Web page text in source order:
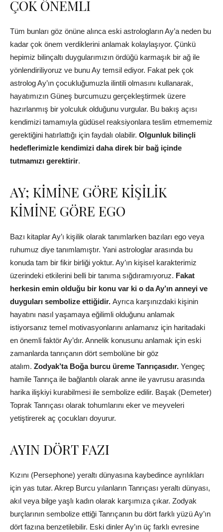
ÇOK ÖNEMLİ
Tüm bunları göz önüne alınca eski astrologların Ay’a neden bu
kadar çok önem verdiklerini anlamak kolaylaşıyor. Çünkü
hepimiz bilinçaltı duygularımızın ördüğü karmaşık bir ağ ile
yönlendiriliyoruz ve bunu Ay temsil ediyor. Fakat pek çok
astrolog Ay’ın çocukluğumuzla ilintili olmasını kullanarak,
hayatımızın Güneş burcumuzu gerçekleştirmek üzere
hazırlanmış bir yolculuk olduğunu vurgular. Bu bakış açısı
kendimizi tamamıyla güdüsel reaksiyonlara teslim etmememiz
gerektiğini hatırlattığı için faydalı olabilir. Olgunluk bilinçli
hedeflerimizle kendimizi daha direk bir bağ içinde
tutmamızı gerektirir.
AY; KİMİNE GÖRE KİŞİLİK
KİMİNE GÖRE EGO
Bazı kitaplar Ay’ı kişilik olarak tanımlarken bazıları ego veya
ruhumuz diye tanımlamıştır. Yani astrologlar arasında bu
konuda tam bir fikir birliği yoktur. Ay’ın kişisel karakterimiz
üzerindeki etkilerini belli bir tanıma sığdıramıyoruz. Fakat
herkesin emin olduğu bir konu var ki o da Ay’ın anneyi ve
duyguları sembolize ettiğidir. Ayrıca karşınızdaki kişinin
hayatını nasıl yaşamaya eğilimli olduğunu anlamak
istiyorsanız temel motivasyonlarını anlamanız için haritadaki
en önemli faktör Ay’dır. Annelik konusunu anlamak için eski
zamanlarda tanrıçanın dört sembolüne bir göz
atalım. Zodyak’ta Boğa burcu üreme Tanrıçasıdır. Yengeç
hamile Tanrıça ile bağlantılı olarak anne ile yavrusu arasında
harika ilişkiyi kurabilmesi ile sembolize edilir. Başak (Demeter)
Toprak Tanrıçası olarak tohumlarını eker ve meyveleri
yetiştirerek aç çocukları doyurur.
AYIN DÖRT FAZI
Kızını (Persephone) yeraltı dünyasına kaybedince ayrılıkları
için yas tutar. Akrep Burcu yılanların Tanrıçası yeraltı dünyası,
akıl veya bilge yaşlı kadın olarak karşımıza çıkar. Zodyak
burçlarının sembolize ettiği Tanrıçanın bu dört farklı yüzü Ay’ın
dört fazına benzetilebilir. Eski dinler Ay’ın üç farklı evresine